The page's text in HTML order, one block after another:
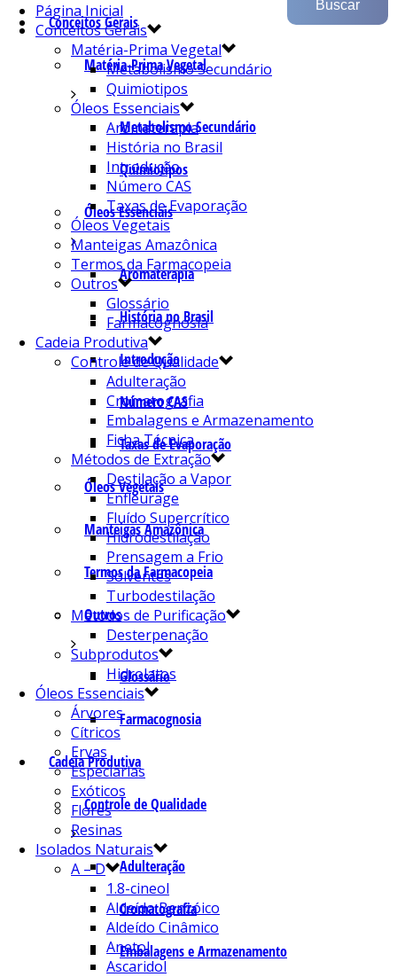
Conceitos Gerais
Matéria-Prima Vegetal
Metabolismo Secundário
Quimiotipos
Óleos Essenciais
Aromaterapia
História no Brasil
Introdução
Número CAS
Taxas de Evaporação
Óleos Vegetais
Manteigas Amazônica
Termos da Farmacopeia
Outros
Glossário
Farmacognosia
Cadeia Produtiva
Controle de Qualidade
Adulteração
Cromatografia
Embalagens e Armazenamento
Página Inicial
Conceitos Gerais
Matéria-Prima Vegetal
Metabolismo Secundário
Quimiotipos
Óleos Essenciais
Aromaterapia
História no Brasil
Introdução
Número CAS
Taxas de Evaporação
Óleos Vegetais
Manteigas Amazônica
Termos da Farmacopeia
Outros
Glossário
Farmacognosia
Cadeia Produtiva
Controle de Qualidade
Adulteração
Cromatografia
Embalagens e Armazenamento
Ficha Técnica
Métodos de Extração
Destilação a Vapor
Enfleurage
Fluído Supercrítico
Hidrodestilação
Prensagem a Frio
Solventes
Turbodestilação
Métodos de Purificação
Desterpenação
Subprodutos
Hidrolatos
Óleos Essenciais
Árvores
Cítricos
Ervas
Especiarias
Exóticos
Flores
Resinas
Isolados Naturais
A – D
1.8-cineol
Aldeído Benzóico
Aldeído Cinâmico
Anetol
Ascaridol